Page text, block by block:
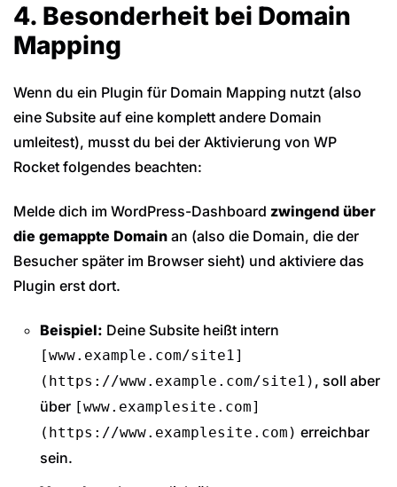
4. Besonderheit bei Domain
Mapping
Wenn du ein Plugin für Domain Mapping nutzt (also
eine Subsite auf eine komplett andere Domain
umleitest), musst du bei der Aktivierung von WP
Rocket folgendes beachten:
Melde dich im WordPress-Dashboard zwingend über
die gemappte Domain an (also die Domain, die der
Besucher später im Browser sieht) und aktiviere das
Plugin erst dort.
Beispiel: Deine Subsite heißt intern
[www.example.com/site1]
(https://www.example.com/site1) , soll aber
über [www.examplesite.com]
(https://www.examplesite.com) erreichbar
sein.